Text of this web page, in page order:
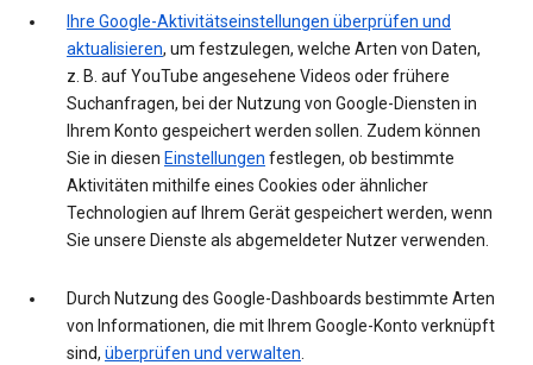
Ihre Google-Aktivitätseinstellungen überprüfen und
aktualisieren, um festzulegen, welche Arten von Daten,
z. B. auf YouTube angesehene Videos oder frühere
Suchanfragen, bei der Nutzung von Google-Diensten in
Ihrem Konto gespeichert werden sollen. Zudem können
Sie in diesen Einstellungen festlegen, ob bestimmte
Aktivitäten mithilfe eines Cookies oder ähnlicher
Technologien auf Ihrem Gerät gespeichert werden, wenn
Sie unsere Dienste als abgemeldeter Nutzer verwenden.
Durch Nutzung des Google-Dashboards bestimmte Arten
von Informationen, die mit Ihrem Google-Konto verknüpft
sind, überprüfen und verwalten.